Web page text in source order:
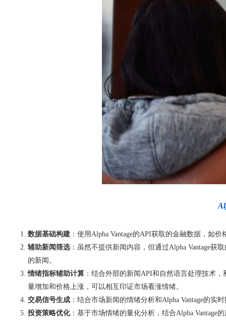
数据基础构建 ：使用Alpha Vantage的API获取的金融数据，如
辅助新闻筛选：虽然不提供新闻内容，但通过Alpha Vantage获
的新闻。
情绪指标辅助计算 ：结合外部的新闻API和自然语言处理技术
量增加和价格上涨，可以相互印证市场看涨情绪。
交易信号生成 ：结合市场新闻的情绪分析和Alpha Vantage的
投资策略优化：基于市场情绪的量化分析，结合Alpha Vantage